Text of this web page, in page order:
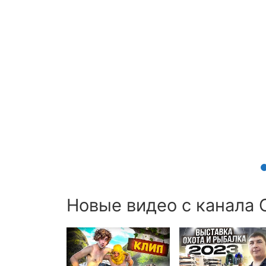
Новые видео с канала